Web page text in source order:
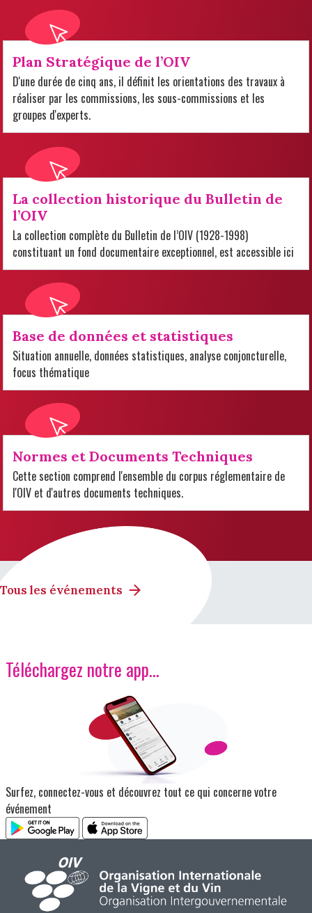
Plan Stratégique de l’OIV
D'une durée de cinq ans, il définit les orientations des travaux à
réaliser par les commissions, les sous-commissions et les
groupes d'experts.
La collection historique du Bulletin de
l’OIV
La collection complète du Bulletin de l’OIV (1928-1998)
constituant un fond documentaire exceptionnel, est accessible ici
Base de données et statistiques
Situation annuelle, données statistiques, analyse conjoncturelle,
focus thématique
Normes et Documents Techniques
Cette section comprend l'ensemble du corpus réglementaire de
l'OIV et d'autres documents techniques.
Tous les événements
Téléchargez notre app…
Surfez, connectez-vous et découvrez tout ce qui concerne votre
événement